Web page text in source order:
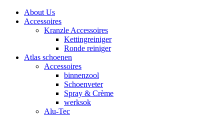
About Us
Accessoires
Kranzle Accessoires
Kettingreiniger
Ronde reiniger
Atlas schoenen
Accessoires
binnenzool
Schoenveter
Spray & Crème
werksok
Alu-Tec